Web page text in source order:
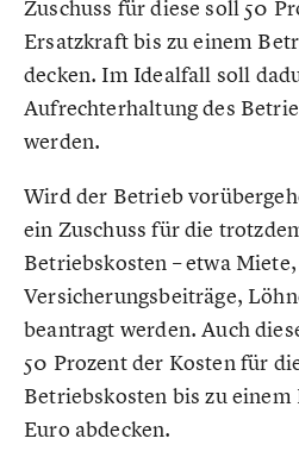
Zuschuss für diese soll 50
Ersatzkraft bis zu einem
decken. Im Idealfall soll
Aufrechterhaltung des
werden.
Wird der Betrieb
ein Zuschuss für die
Betriebskosten – etwa Miete,
Versicherungsbeiträge,
beantragt werden. Auch
50 Prozent der Kosten für
Betriebskosten bis zu
Euro abdecken.